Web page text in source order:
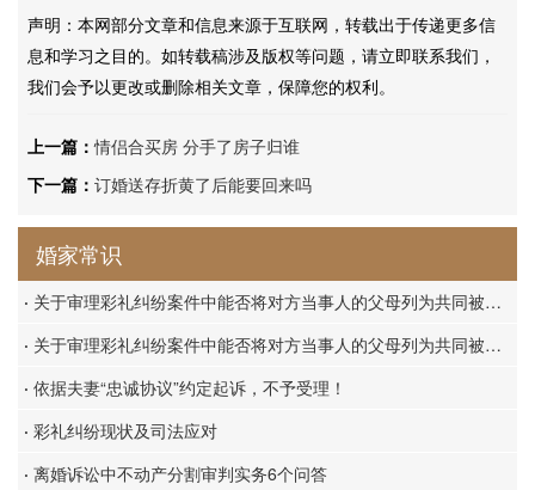
声明：本网部分文章和信息来源于互联网，转载出于传递更多信
息和学习之目的。如转载稿涉及版权等问题，请立即联系我们，
我们会予以更改或删除相关文章，保障您的权利。
上一篇：情侣合买房 分手了房子归谁
下一篇：订婚送存折黄了后能要回来吗
婚家常识
· 关于审理彩礼纠纷案件中能否将对方当事人的父母列为共同被告的答复
· 关于审理彩礼纠纷案件中能否将对方当事人的父母列为共同被告的答复
· 依据夫妻“忠诚协议”约定起诉，不予受理！
· 彩礼纠纷现状及司法应对
· 离婚诉讼中不动产分割审判实务6个问答